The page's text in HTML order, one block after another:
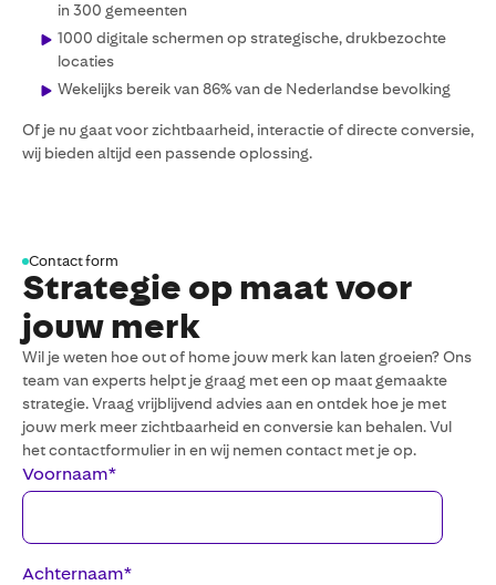
in 300 gemeenten
1000 digitale schermen op strategische, drukbezochte
locaties
Wekelijks bereik van 86% van de Nederlandse bevolking
Of je nu gaat voor zichtbaarheid, interactie of directe conversie,
wij bieden altijd een passende oplossing.
Contact form
Strategie op maat voor
jouw merk
Wil je weten hoe out of home jouw merk kan laten groeien? Ons
team van experts helpt je graag met een op maat gemaakte
strategie. Vraag vrijblijvend advies aan en ontdek hoe je met
jouw merk meer zichtbaarheid en conversie kan behalen. Vul
het contactformulier in en wij nemen contact met je op.
Voornaam*
Achternaam*